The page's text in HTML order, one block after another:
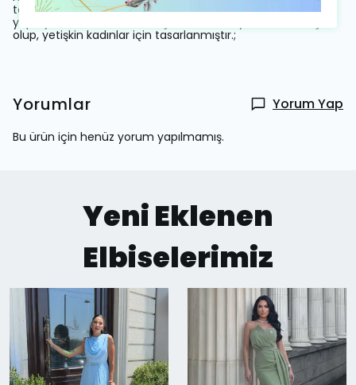
tasarımı, sade ve şık bir görünüm sunarken, kemersiz
yapısıyla modern bir stil oluşturur.; - Türkiye'de üretilmiş
olup, yetişkin kadınlar için tasarlanmıştır.;
Yorumlar Yorum Yap
Bu ürün için henüz yorum yapılmamış.
Yeni Eklenen
Elbiselerimiz